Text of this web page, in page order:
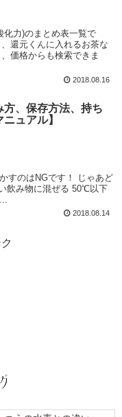
化力)のまとめ表一覧で
還元くんに入れるお茶な
価格からも検索できま
2018.08.16
方、保存方法、持ち
ュアル】
すのはNGです！ じゃあど
飲み物に混ぜる 50℃以下
2018.08.14